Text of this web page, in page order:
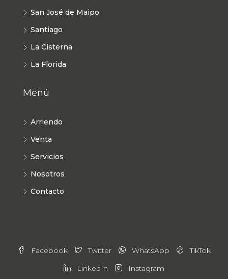
San José de Maipo
Santiago
La Cisterna
La Florida
Menú
Arriendo
Venta
Servicios
Nosotros
Contacto
Facebook Twitter WhatsApp
TikTok
LinkedIn
Instagram